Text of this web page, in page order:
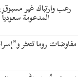
رعب وارتباك غير
المدعومة
مفاوضات روما تتعثر